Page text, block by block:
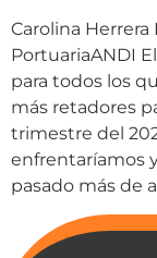
Carolina
PortuariaANDI
para todos los
más retadores
trimestre del
enfrentaríamos
pasado más de